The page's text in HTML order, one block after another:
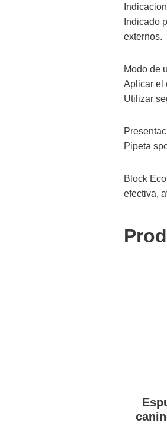
Indicado
externos.
Modo de
Aplicar el
Utilizar
Pipeta
Block
efectiva,